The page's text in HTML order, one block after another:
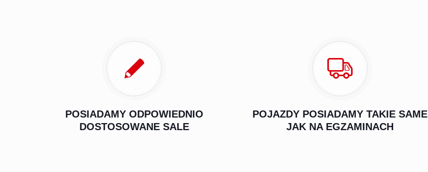
POSIADAMY ODPOWIEDNIO
DOSTOSOWANE SALE
POJAZDY POSIADAMY TAKIE SAME
JAK NA EGZAMINACH